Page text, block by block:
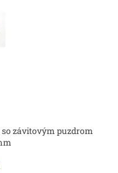
závitovým puzdrom